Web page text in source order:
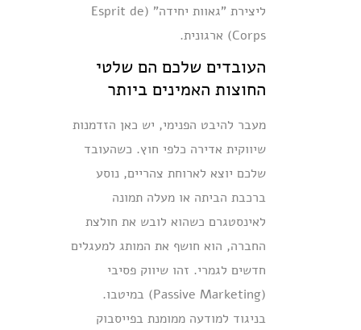
ליצירת "גאוות יחידה" (Esprit de
Corps) ארגונית.
העובדים שלכם הם שלטי
החוצות האמינים ביותר
מעבר להיבט הפנימי, יש כאן הזדמנות
שיווקית אדירה כלפי חוץ. כשהעובד
שלכם יוצא לארוחת צהריים, נוסע
ברכבת הביתה או מעלה תמונה
לאינסטגרם כשהוא לובש את חולצת
החברה, הוא חושף את המותג למעגלים
חדשים לגמרי. זהו שיווק פסיבי
(Passive Marketing) במיטבו.
בניגוד למודעה ממומנת בפייסבוק